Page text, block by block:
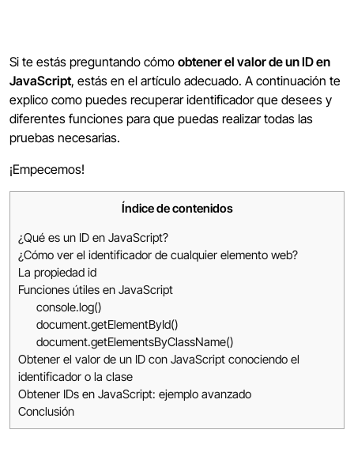
Si te estás preguntando cómo obtener el valor de un ID en
JavaScript, estás en el artículo adecuado. A continuación te
explico como puedes recuperar identificador que desees y
diferentes funciones para que puedas realizar todas las
pruebas necesarias.
¡Empecemos!
Índice de contenidos
¿Qué es un ID en JavaScript?
¿Cómo ver el identificador de cualquier elemento web?
La propiedad id
Funciones útiles en JavaScript
console.log()
document.getElementById()
document.getElementsByClassName()
Obtener el valor de un ID con JavaScript conociendo el
identificador o la clase
Obtener IDs en JavaScript: ejemplo avanzado
Conclusión